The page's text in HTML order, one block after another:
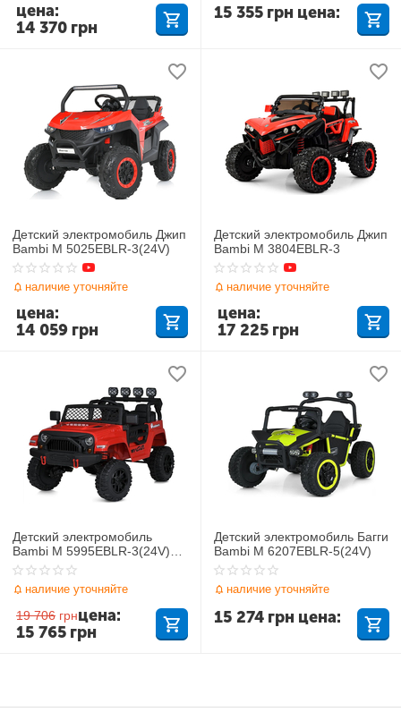
14 370 грн
цена: 15 355 грн цена:
Детский электромобиль Джип
Bambi M 5025EBLR-3(24V)
наличие уточняйте
14 059 грн
цена:
Детский электромобиль Джип
Bambi M 3804EBLR-3
наличие уточняйте
17 225 грн
цена:
Детский электромобиль
Bambi M 5995EBLR-3(24V)
Джип
наличие уточняйте
19 706 грн
15 765 грн
цена:
Детский электромобиль Багги
Bambi M 6207EBLR-5(24V)
наличие уточняйте
15 274 грн цена: